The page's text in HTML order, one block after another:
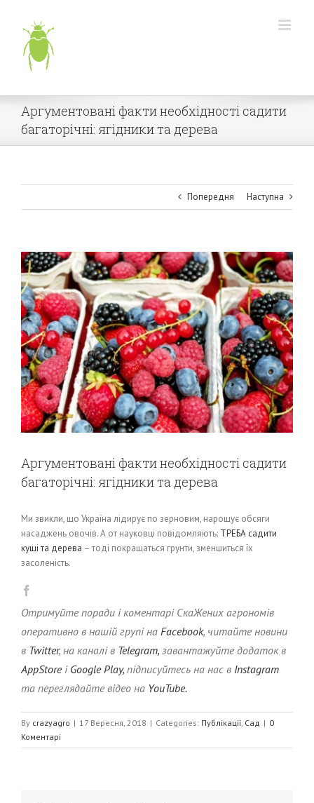
content
Аргументовані факти необхідності садити
багаторічні: ягідники та дерева
Попередня Наступна
View
Larger
Image
Аргументовані факти необхідності садити
багаторічні: ягідники та дерева
Ми звикли, що Україна лідирує по зерновим, нарощує обсяги
насаджень овочів. А от науковці повідомляють: ТРЕБА садити
кущі та дерева – тоді покращаться грунти, зменшиться їх
засоленість.
Отримуйте поради і коментарі СкаЖених агрономів
оперативно в нашій групі на Facebook, читайте новини
в Twitter, на каналі в Telegram, завантажуйте додаток в
AppStoreі Google Play, підписуйтесь на нас в Instagram
та переглядайте відео на YouTube.
By crazyagro | 17 Вересня, 2018 | Categories: Публікації Сад | 0
Коментарі